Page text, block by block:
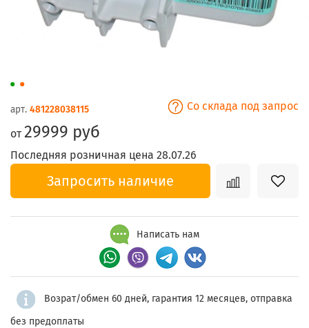
арт. 481228038115 Со склада под запрос
от29999 руб
Последняя розничная цена 28.07.26
Запросить наличие
Написать нам
Возрат/обмен 60 дней, гарантия 12 месяцев, отправка
без предоплаты